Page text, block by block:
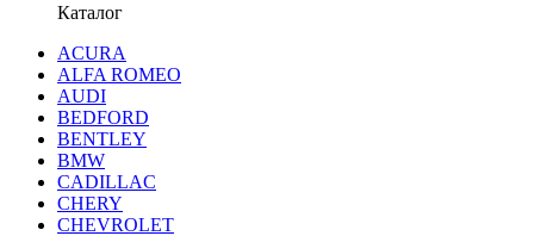
Каталог
ACURA
ALFA ROMEO
AUDI
BEDFORD
BENTLEY
BMW
CADILLAC
CHERY
CHEVROLET